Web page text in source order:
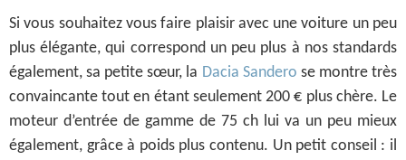
Si vous souhaitez vous faire plaisir avec une voiture un peu
plus élégante, qui correspond un peu plus à nos standards
également, sa petite sœur, la Dacia Sandero se montre très
convaincante tout en étant seulement 200 € plus chère. Le
moteur d’entrée de gamme de 75 ch lui va un peu mieux
également, grâce à poids plus contenu. Un petit conseil : il